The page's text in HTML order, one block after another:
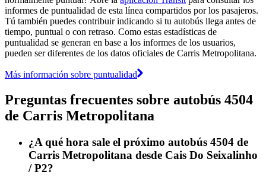
informes de puntualidad de esta línea compartidos por los pasajeros.
Tú también puedes contribuir indicando si tu autobús llega antes de
tiempo, puntual o con retraso. Como estas estadísticas de
puntualidad se generan en base a los informes de los usuarios,
pueden ser diferentes de los datos oficiales de Carris Metropolitana.
Más información sobre puntualidad
Preguntas frecuentes sobre autobús 4504
de Carris Metropolitana
¿A qué hora sale el próximo autobús 4504 de
Carris Metropolitana desde Cais Do Seixalinho
/ P2?